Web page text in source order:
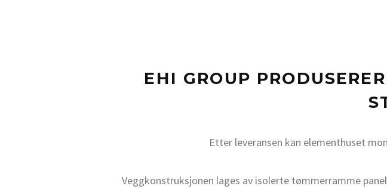
EHI GROUP
Etter leveransen kan elementhuset
Veggkonstruksjonen lages av isolerte tømmerramme